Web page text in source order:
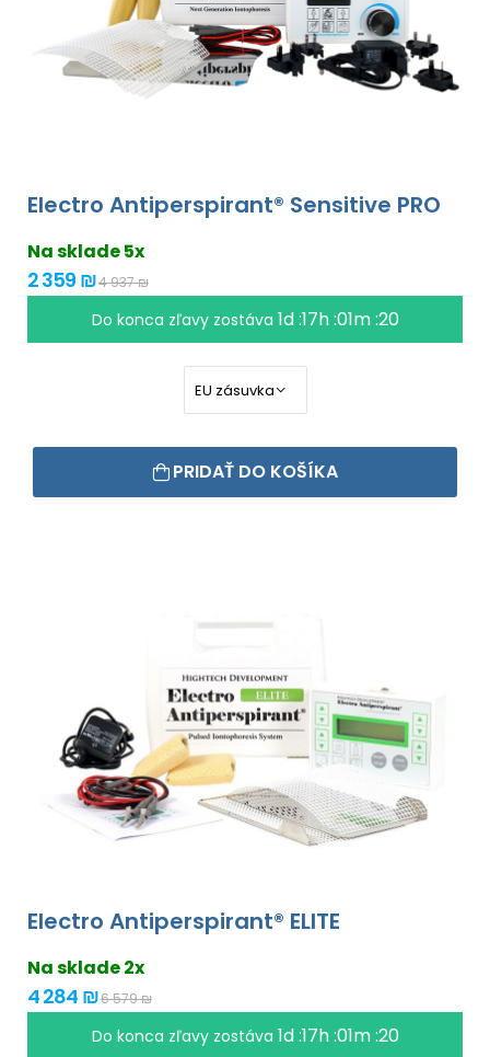
Electro Antiperspirant® Sensitive PRO
Na sklade 5x
2 359 ₪4 937 ₪
Do konca zľavy zostáva1d :17h :01m :18
PRIDAŤ DO KOŠÍKA
Electro Antiperspirant® ELITE
Na sklade 2x
4 284 ₪6 579 ₪
Do konca zľavy zostáva1d :17h :01m :18